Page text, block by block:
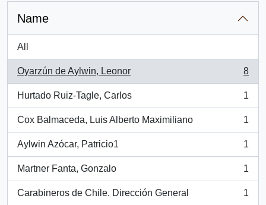
Name
All
Oyarzún de Aylwin, Leonor
, 8 results
8
Hurtado Ruiz-Tagle, Carlos
, 1 results
1
Cox Balmaceda, Luis Alberto Maximiliano
, 1 results
1
Aylwin Azócar, Patricio1
, 1 results
1
Martner Fanta, Gonzalo
, 1 results
1
Carabineros de Chile. Dirección General
, 1 results
1